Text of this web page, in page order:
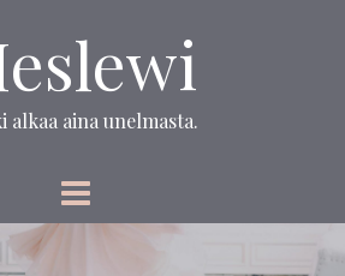
alkaa aina unelmasta.